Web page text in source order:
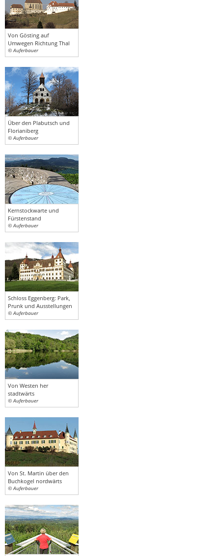
Von Gösting auf
Umwegen Richtung Thal
© Auferbauer
Über den Plabutsch und
Florianiberg
© Auferbauer
Kernstockwarte und
Fürstenstand
© Auferbauer
Schloss Eggenberg: Park,
Prunk und Ausstellungen
© Auferbauer
Von Westen her
stadtwärts
© Auferbauer
Von St. Martin über den
Buchkogel nordwärts
© Auferbauer